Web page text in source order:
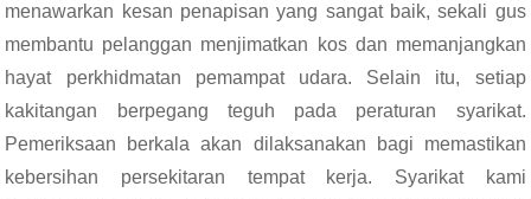
menawarkan kesan penapisan yang sangat baik, sekali gus
membantu pelanggan menjimatkan kos dan memanjangkan
hayat perkhidmatan pemampat udara. Selain itu, setiap
kakitangan berpegang teguh pada peraturan syarikat.
Pemeriksaan berkala akan dilaksanakan bagi memastikan
kebersihan persekitaran tempat kerja. Syarikat kami